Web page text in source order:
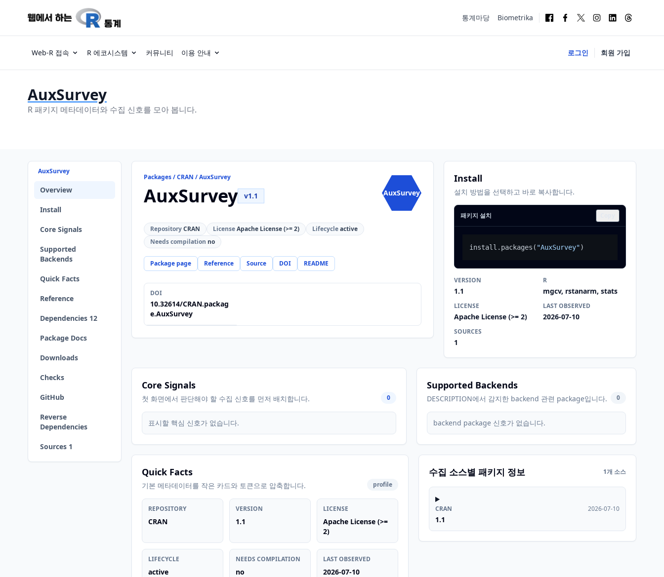
통계마당 Biometrika
Web-R 접속 R 에코시스템 커뮤니티 이용 안내 로그인 회원 가입
AuxSurvey
R 패키지 메타데이터와 수집 신호를 모아 봅니다.
AuxSurvey
Overview
Install
Core Signals
Supported
Backends
Quick Facts
Reference
Dependencies 12
Package Docs
Downloads
Checks
GitHub
Reverse
Dependencies
Sources 1
Packages / CRAN / AuxSurvey
AuxSurvey v1.1 AuxSurvey
RepositoryCRAN LicenseApache License (>= 2) Lifecycleactive
Needs compilation no
Package page Reference Source DOI README
DOI
10.32614/CRAN.packag
e.AuxSurvey
Install
설치 방법을 선택하고 바로 복사합니다.
패키지 설치
install.packages ( "AuxSurvey")
VERSION
1.1
R
mgcv, rstanarm, stats
LICENSE
Apache License (>= 2)
LAST OBSERVED
2026-07-10
SOURCES
1
Core Signals
첫 화면에서 판단해야 할 수집 신호를 먼저 배치합니다. 0
표시할 핵심 신호가 없습니다.
Supported Backends
DESCRIPTION에서 감지한 backend 관련 package입니다. 0
backend package 신호가 없습니다.
Quick Facts
기본 메타데이터를 작은 카드와 토큰으로 압축합니다. profile
REPOSITORY
CRAN
VERSION
1.1
LICENSE
Apache License (>=
2)
LIFECYCLE
active
NEEDS COMPILATION
no
LAST OBSERVED
2026-07-10
수집 소스별 패키지 정보 1개 소스
CRAN
1.1
2026-07-10